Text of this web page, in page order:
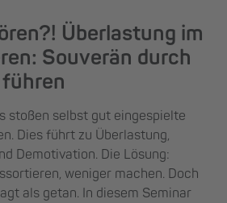
Überlastung im
Souverän durch
stoßen selbst gut eingespielte
Dies führt zu Überlastung,
Demotivation. Die Lösung:
weniger machen. Doch
als getan. In diesem Seminar